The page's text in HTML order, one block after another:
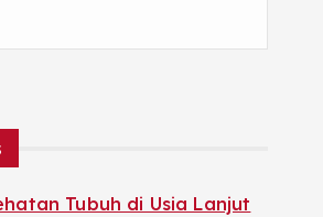
Tubuh di Usia Lanjut